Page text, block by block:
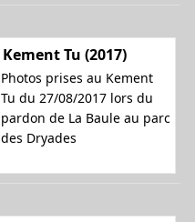
Kement Tu (2017)
Photos prises au Kement
Tu du 27/08/2017 lors du
pardon de La Baule au parc
des Dryades